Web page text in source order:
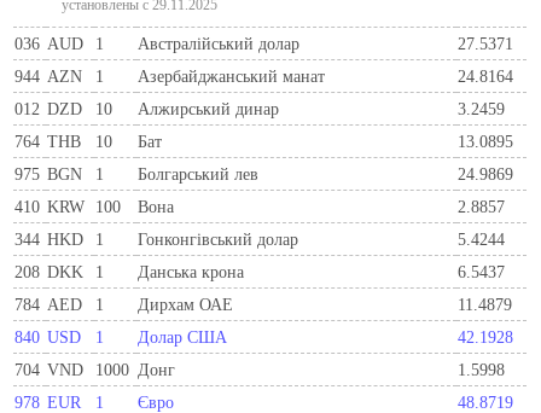
установлены c 29.11.2025
036 AUD 1 Австралійський долар
27.5371
944 AZN 1 Азербайджанський манат
24.8164
012 DZD 10 Алжирський динар
3.2459
764 THB 10 Бат
13.0895
975 BGN 1 Болгарський лев
24.9869
410 KRW 100 Вона
2.8857
344 HKD 1 Гонконгівський долар
5.4244
208 DKK 1 Данська крона
6.5437
784 AED 1 Дирхам ОАЕ
11.4879
840 USD 1 Долар США
42.1928
704 VND 1000 Донг
1.5998
978 EUR 1 Євро
48.8719